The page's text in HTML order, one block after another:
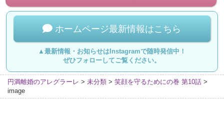
ホームページ最新情報はこちら
▲最新情報・お知らせはInstagramで随時発信中！
ぜひフォローしてご覧ください。
円満離婚のアレグラーレ > 未分類 > 笑顔を守るためにの巻 第10話 >
image